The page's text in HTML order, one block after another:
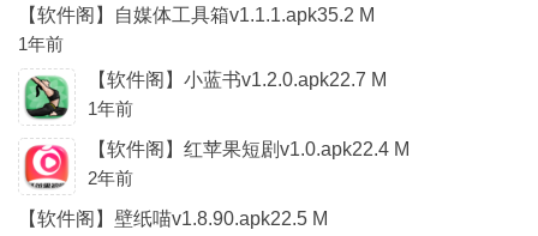
【软件阁】自媒体工具箱v1.1.1.apk35.2 M
1年前
【软件阁】小蓝书v1.2.0.apk22.7 M
1年前
【软件阁】红苹果短剧v1.0.apk22.4 M
2年前
【软件阁】壁纸喵v1.8.90.apk22.5 M